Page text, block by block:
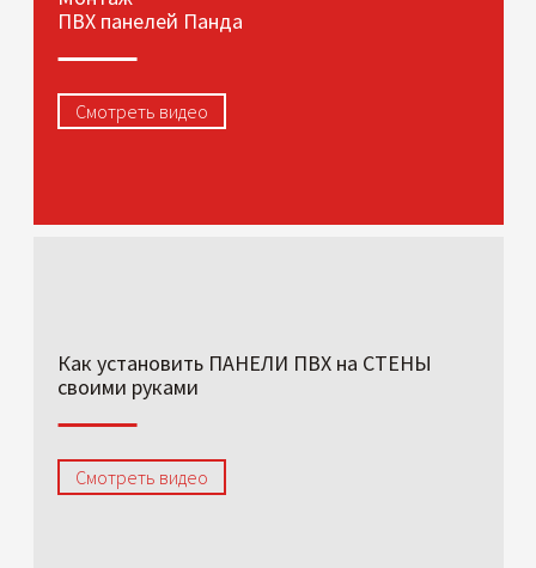
ПВХ панелей Панда
Смотреть видео
Как установить ПАНЕЛИ ПВХ на СТЕНЫ
своими руками
Смотреть видео